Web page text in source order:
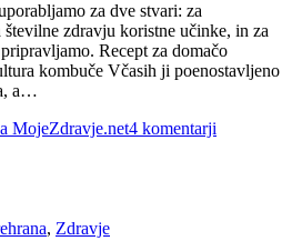
za dve stvari: za
zdravju koristne učinke, in za
Recept za domačo
kombuče Včasih ji poenostavljeno
a…
MojeZdravje.net4 komentarji
, Zdravje